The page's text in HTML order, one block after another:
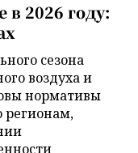
в 2026 году:
сезона
воздуха и
нормативы
регионам,